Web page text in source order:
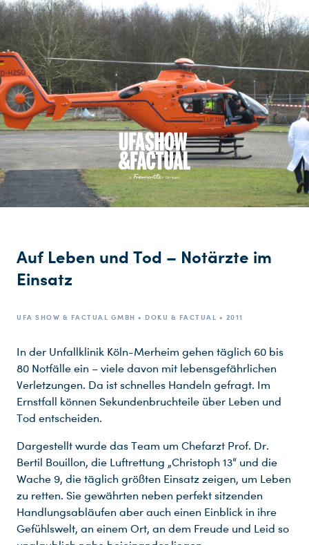
Auf Leben und Tod – Notärzte im
Einsatz
UFA SHOW & FACTUAL GMBH • DOKU & FACTUAL • 2011
In der Unfallklinik Köln-Merheim gehen täglich 60 bis
80 Notfälle ein – viele davon mit lebensgefährlichen
Verletzungen. Da ist schnelles Handeln gefragt. Im
Ernstfall können Sekundenbruchteile über Leben und
Tod entscheiden.
Dargestellt wurde das Team um Chefarzt Prof. Dr.
Bertil Bouillon, die Luftrettung „Christoph 13“ und die
Wache 9, die täglich größten Einsatz zeigen, um Leben
zu retten. Sie gewährten neben perfekt sitzenden
Handlungsabläufen aber auch einen Einblick in ihre
Gefühlswelt, an einem Ort, an dem Freude und Leid so